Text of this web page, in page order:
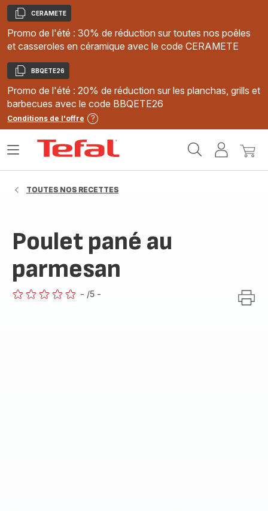
Copier
CERAMETE
Promo de l'été : 30% de réduction sur toutes nos poêles
et casseroles en céramique avec le code CERAMETE
Copier
BBQETE26
Promo de l'été : 20% de réduction sur les planchas, grills et
barbecues avec le code BBQETE26
Conditions de l'offre
MonMon
Ouvrir
TOUTES NOS RECETTES
Poulet pané au
parmesan
- /5 -